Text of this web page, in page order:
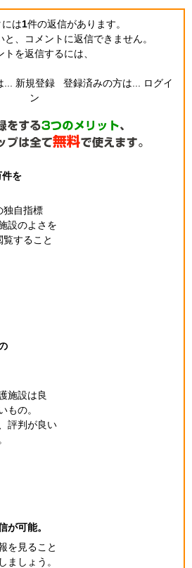
は1件の返信があります。
、コメントに返信できません。
トを返信するには、
... 新規登録 登録済みの方は...
ログイ
ン
件を
独自指標
設のよさを
すること
施設は良
もの。
評判が良い
が可能。
を見ること
ましょう。